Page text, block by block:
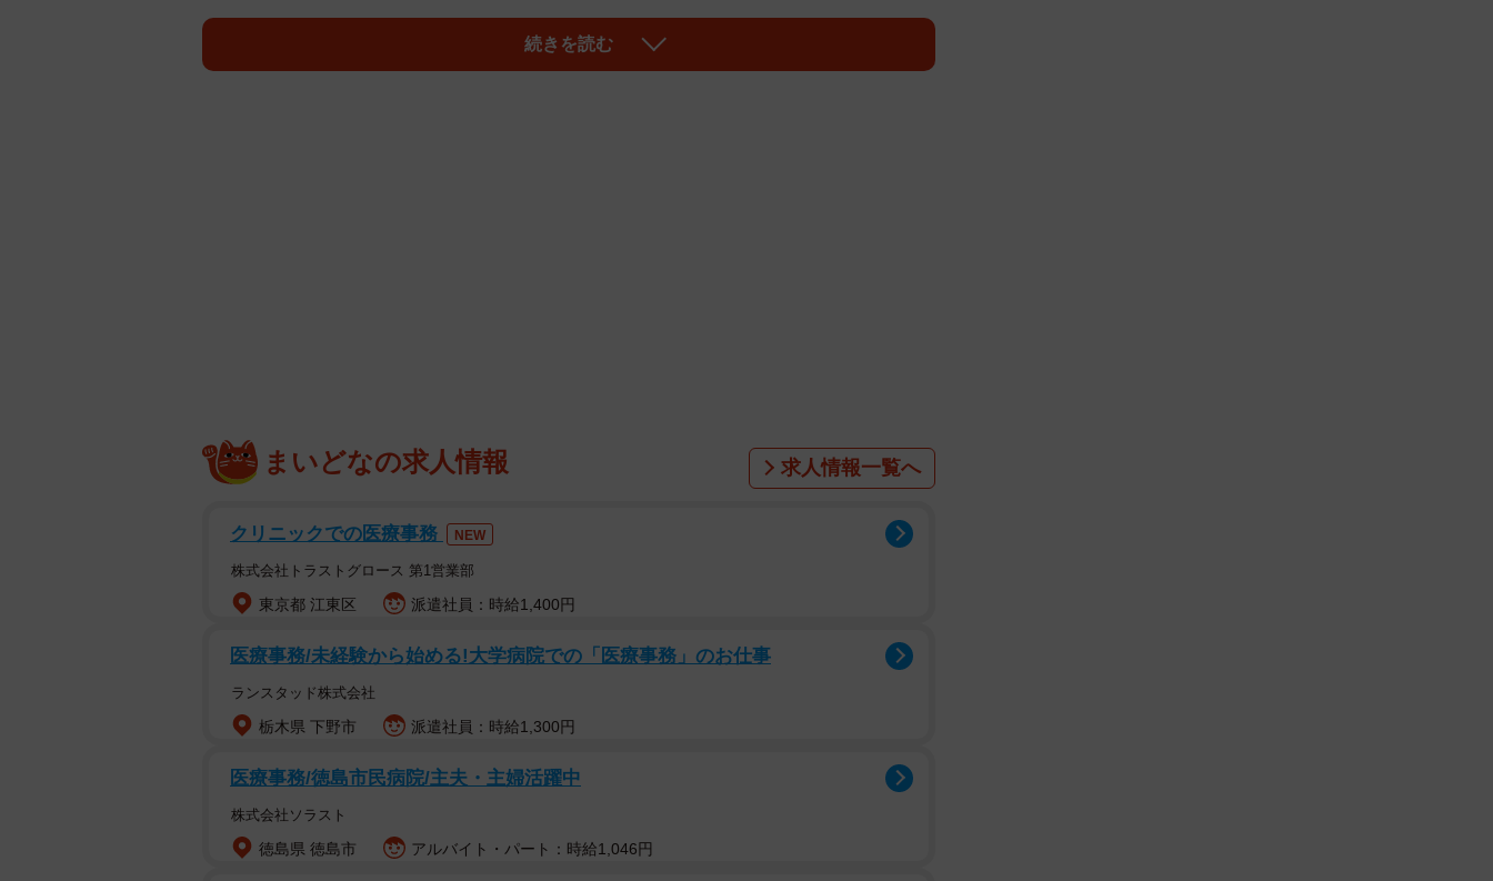
2/4
調査の結果、「結婚後、配偶者以外の異性にときめくことがある」とした割合は、既婚男性
続きを読む
まいどなの求人情報 求人情報一覧へ
クリニックでの医療事務 NEW
株式会社トラストグロース 第1営業部
東京都 江東区 派遣社員：時給1,400円
医療事務/未経験から始める!大学病院での「医療事務」のお仕事
ランスタッド株式会社
栃木県 下野市 派遣社員：時給1,300円
医療事務/徳島市民病院/主夫・主婦活躍中
株式会社ソラスト
徳島県 徳島市 アルバイト・パート：時給1,046円